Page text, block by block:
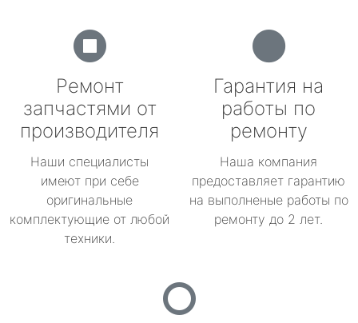
Ремонт
запчастями от
производителя
Наши специалисты
имеют при себе
оригинальные
комплектующие от любой
техники.
Гарантия на
работы по
ремонту
Наша компания
предоставляет гарантию
на выполненые работы по
ремонту до 2 лет.